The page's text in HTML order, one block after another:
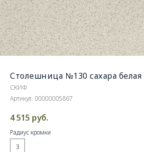
Столешница №130 сахара белая
СКИФ
Артикул: 00000005867
4 515 руб.
Радиус кромки
3